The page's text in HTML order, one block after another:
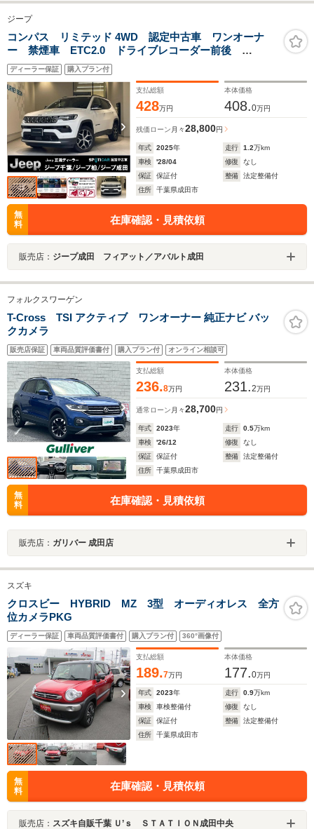
ジープ
コンパス リミテッド 4WD 認定中古車 ワンオーナ
ー 禁煙車 ETC2.0 ドライブレコーダー前後
AppleCarPlay AndroidAuto シートヒーター ステ
アリングヒーター
ディーラー保証 購入プラン付
支払総額
428万円
本体価格
408.0万円
残価ローン 月々28,800円
年式 2025年 走行 1.2万km
車検
'28/04 修復
なし
保証
保証付 整備
法定整備付
住所
千葉県成田市
無
料
在庫確認・見積依頼
販売店： ジープ成田 フィアット／アバルト成田
フォルクスワーゲン
T-Cross TSI アクティブ ワンオーナー 純正ナビ バッ
クカメラ
販売店保証 車両品質評価書付 購入プラン付 オンライン相談可
支払総額
236.8万円
本体価格
231.2万円
通常ローン 月々28,700円
年式 2023年 走行 0.5万km
車検
'26/12 修復
なし
保証
保証付 整備
法定整備付
住所
千葉県成田市
無
料
在庫確認・見積依頼
販売店： ガリバー 成田店
スズキ
クロスビー HYBRID MZ 3型 オーディオレス 全方
位カメラPKG
ディーラー保証 車両品質評価書付 購入プラン付 360°画像付
支払総額
189.7万円
本体価格
177.0万円
年式 2023年 走行 0.9万km
車検
車検整備付 修復
なし
保証
保証付 整備
法定整備付
住所
千葉県成田市
無
料
在庫確認・見積依頼
販売店： スズキ自販千葉 Ｕ’ｓ ＳＴＡＴＩＯＮ成田中央